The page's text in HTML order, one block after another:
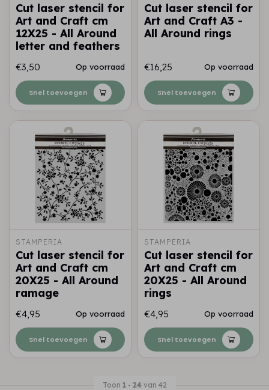
Cut laser stencil for
Art and Craft cm
12X25 - All Around
letter and feathers
€3,50 Op voorraad
Snel toevoegen
Cut laser stencil for
Art and Craft A3 -
All Around rings
€16,25 Op voorraad
Snel toevoegen
STAMPERIA
Cut laser stencil for
Art and Craft cm
20X25 - All Around
ramage
€4,95 Op voorraad
Snel toevoegen
STAMPERIA
Cut laser stencil for
Art and Craft cm
20X25 - All Around
rings
€4,95 Op voorraad
Snel toevoegen
Toon 1- 24van 42